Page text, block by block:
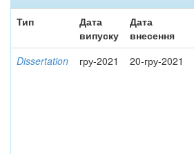
Тип
Дата
випуску
Дата
внесення
Dissertation гру-2021 20-гру-2021